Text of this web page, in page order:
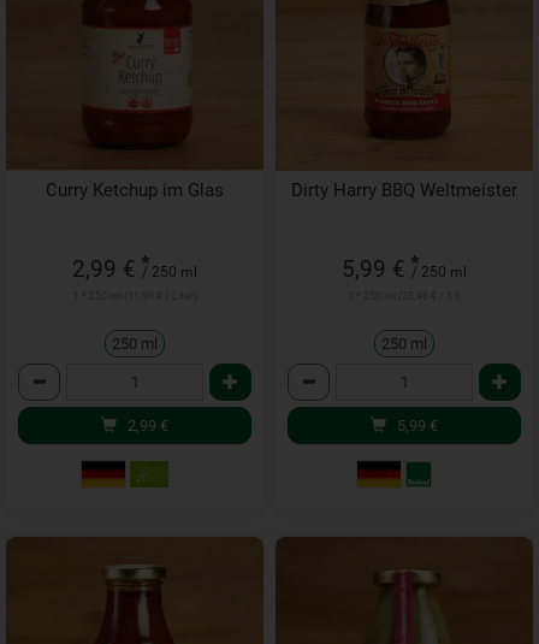
Curry Ketchup im Glas
2,99 € *
/ 250 ml
250 ml
Anzahl
2,99 €
Dirty Harry BBQ Weltmeister
5,99 € *
/ 250 ml
250 ml
Anzahl
5,99 €